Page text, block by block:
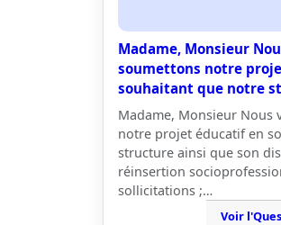
Madame, Monsieur
soumettons notre
souhaitant que notre
Madame, Monsieur Nous
notre projet éducatif en
structure ainsi que son
réinsertion
sollicitations ;…
Voir